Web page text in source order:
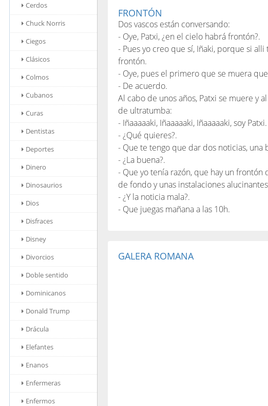
Cerdos
Chuck Norris
Ciegos
Clásicos
Colmos
Cubanos
Curas
Dentistas
Deportes
Dinero
Dinosaurios
Dios
Disfraces
Disney
Divorcios
Doble sentido
Dominicanos
Donald Trump
Drácula
Elefantes
Enanos
Enfermeras
Enfermos
FRONTÓN
Dos vascos están conversando:
- Oye, Patxi, ¿en el cielo habrá frontón?.
- Pues yo creo que sí, Iñaki, porque si
frontón.
- Oye, pues el primero que se muera
- De acuerdo.
Al cabo de unos años, Patxi se muere y
de ultratumba:
- Iñaaaaaki, Iñaaaaaki, Iñaaaaaki, soy Patxi.
- ¿Qué quieres?.
- Que te tengo que dar dos noticias, una
- ¿La buena?.
- Que yo tenía razón, que hay un
de fondo y unas instalaciones
- ¿Y la noticia mala?.
- Que juegas mañana a las 10h.
GALERA ROMANA